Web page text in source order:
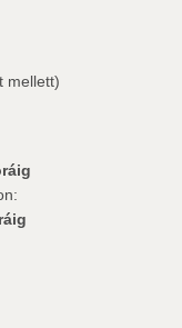
mellett)